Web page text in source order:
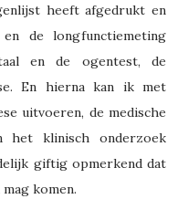
heeft afgedrukt en
de longfunctiemeting
en de ogentest, de
En hierna kan ik met
uitvoeren, de medische
het klinisch onderzoek
giftig opmerkend dat
komen.